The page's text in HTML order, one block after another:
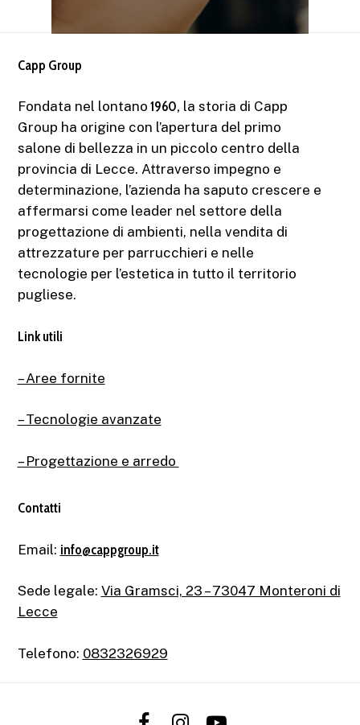
Capp Group
Fondata nel lontano 1960, la storia di Capp
Group ha origine con l’apertura del primo
salone di bellezza in un piccolo centro della
provincia di Lecce. Attraverso impegno e
determinazione, l’azienda ha saputo crescere e
affermarsi come leader nel settore della
progettazione di ambienti, nella vendita di
attrezzature per parrucchieri e nelle
tecnologie per l’estetica in tutto il territorio
pugliese.
Link utili
– Aree fornite
– Tecnologie avanzate
– Progettazione e arredo
Contatti
Email: info@cappgroup.it
Sede legale: Via Gramsci, 23 – 73047 Monteroni di
Lecce
Telefono: 0832326929